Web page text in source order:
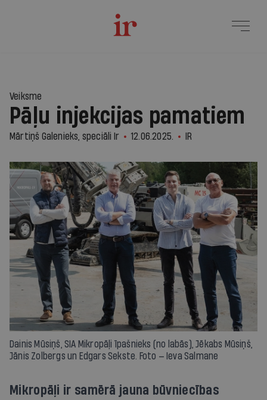
Veiksme
Pāļu injekcijas pamatiem
Mārtiņš Galenieks, speciāli Ir 12.06.2025. IR
Dainis Mūsiņš, SIA Mikropāļi īpašnieks (no labās), Jēkabs Mūsiņš,
Jānis Zolbergs un Edgars Sekste. Foto — Ieva Salmane
Mikropāļi ir samērā jauna būvniecības